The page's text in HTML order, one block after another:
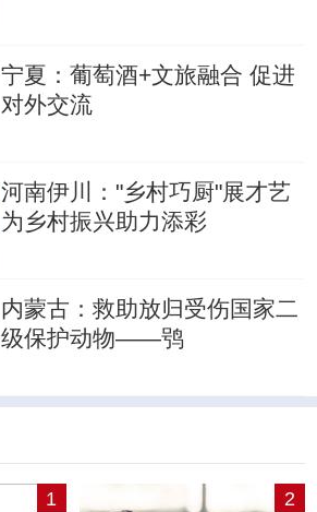
宁夏：葡萄酒+文旅融合 促进
对外交流
河南伊川："乡村巧厨"展才艺
为乡村振兴助力添彩
内蒙古：救助放归受伤国家二
级保护动物——鸮
1 2